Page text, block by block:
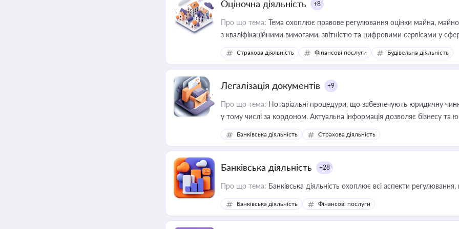
Оціночна діяльність +8
Про що тема: Тема охоплює правове регулювання оцінки майна,
з кваліфікаційними вимогами, звітністю та цифровими сервісами у
медійних змін у цій сфері корисне для власника бізнесу, керівника,
приватизації, оренди державного майна, корпоративних угод і
Страхова діяльність Фінансові послуги Будівельна діяльність
Легалізація документів +9
Про що тема: Нотаріальні процедури, що забезпечують юридичну
у тому числі за кордоном. Актуальна інформація дозволяє бізнесу
ризиків недійсності та забезпечувати їх належне прийняття
Банківська діяльність Страхова діяльність
Банківська діяльність +28
Про що тема: Банківська діяльність охоплює всі аспекти
Банківська діяльність Фінансові послуги